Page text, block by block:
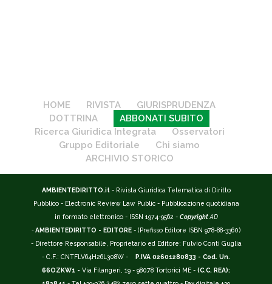
HOME RIVISTA
GIURISPRUDENZA
DOTTRINA
ABBONATI SUBITO
Ricerca Giuridica Integrata
Osservatori
Gruppo Editoriale
Chi siamo
ARCHIVIO STORICO
AMBIENTEDIRITTO.it - Rivista Giuridica Telematica di Diritto
Pubblico - Electronic Review Law Public - Pubblicazione quotidiana
in formato elettronico - ISSN 1974-9562 - Copyright AD
-AMBIENTEDIRITTO - EDITORE - (Prefisso Editore ISBN 978-88-3360)
- Direttore Responsabile, Proprietario ed Editore: Fulvio Conti Guglia
- C.F.: CNTFLV64H26L308W -
P.IVA 02601280833 - Cod. Un.
66OZKW1 - Via Filangeri, 19 - 98078 Tortorici ME - (C.C. REA):